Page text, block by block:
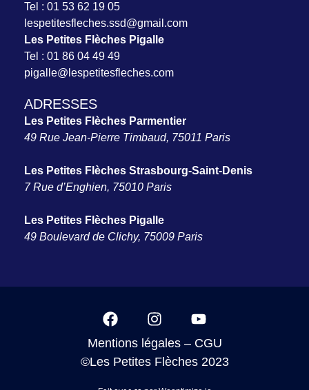
Tel : 01 53 62 19 05
espetitesfleches.ssd@gmail.com
Les Petites Flèches Pigalle
Tel : 01 86 04 49 49
pigalle@lespetitesfleches.com
ADRESSES
Les Petites Flèches Parmentier
49 Rue Jean-Pierre Timbaud, 75011 Paris
Les Petites Flèches Strasbourg-Saint-Denis
7 Rue d’Enghien, 75010 Paris
Les Petites Flèches Pigalle
49 Boulevard de Clichy, 75009 Paris
©Les Petites Flèches 2023
Mentions légales– CGU